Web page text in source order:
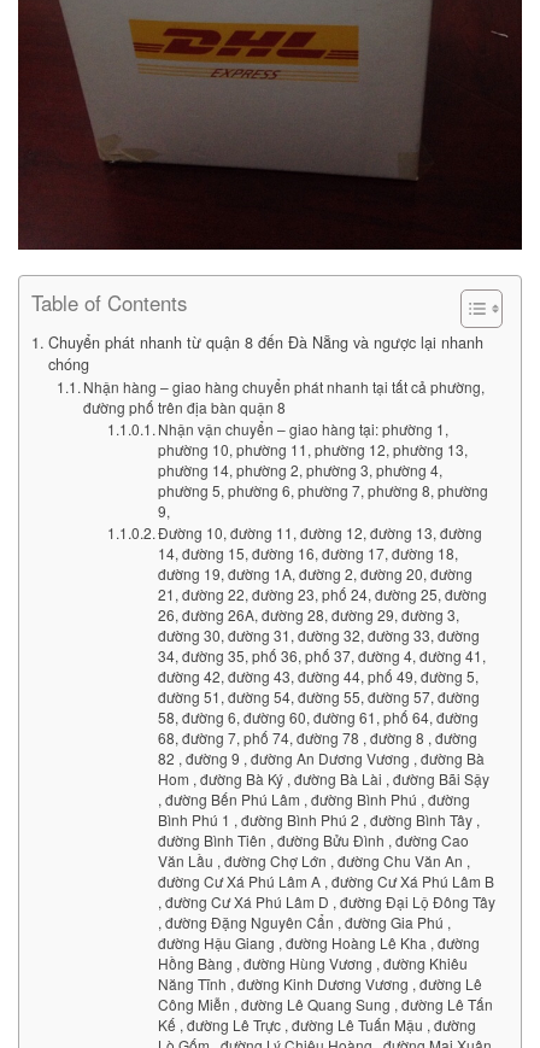
Table of Contents
Chuyển phát nhanh từ quận 8 đến Đà Nẵng và ngược lại nhanh
chóng
Nhận hàng – giao hàng chuyển phát nhanh tại tất cả phường,
đường phố trên địa bàn quận 8
Nhận vận chuyển – giao hàng tại: phường 1,
phường 10, phường 11, phường 12, phường 13,
phường 14, phường 2, phường 3, phường 4,
phường 5, phường 6, phường 7, phường 8, phường
9,
Đường 10, đường 11, đường 12, đường 13, đường
14, đường 15, đường 16, đường 17, đường 18,
đường 19, đường 1A, đường 2, đường 20, đường
21, đường 22, đường 23, phố 24, đường 25, đường
26, đường 26A, đường 28, đường 29, đường 3,
đường 30, đường 31, đường 32, đường 33, đường
34, đường 35, phố 36, phố 37, đường 4, đường 41,
đường 42, đường 43, đường 44, phố 49, đường 5,
đường 51, đường 54, đường 55, đường 57, đường
58, đường 6, đường 60, đường 61, phố 64, đường
68, đường 7, phố 74, đường 78 , đường 8 , đường
82 , đường 9 , đường An Dương Vương , đường Bà
Hom , đường Bà Ký , đường Bà Lài , đường Bãi Sậy
, đường Bến Phú Lâm , đường Bình Phú , đường
Bình Phú 1 , đường Bình Phú 2 , đường Bình Tây ,
đường Bình Tiên , đường Bửu Đình , đường Cao
Văn Lầu , đường Chợ Lớn , đường Chu Văn An ,
đường Cư Xá Phú Lâm A , đường Cư Xá Phú Lâm B
, đường Cư Xá Phú Lâm D , đường Đại Lộ Đông Tây
, đường Đặng Nguyên Cẩn , đường Gia Phú ,
đường Hậu Giang , đường Hoàng Lê Kha , đường
Hồng Bàng , đường Hùng Vương , đường Khiêu
Năng Tĩnh , đường Kinh Dương Vương , đường Lê
Công Miễn , đường Lê Quang Sung , đường Lê Tấn
Kế , đường Lê Trực , đường Lê Tuấn Mậu , đường